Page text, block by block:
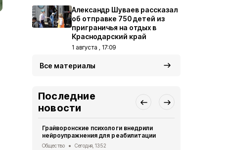
Александр Шуваев рассказал
об отправке 750 детей из
приграничья на отдых в
Краснодарский край
1 августа , 17:09
Все материалы
Последние
новости
Грайворонские психологи внедрили
нейроупражнения для реабилитации
Общество Сегодня, 13:52